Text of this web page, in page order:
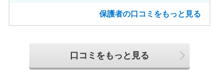
保護者の口コミをもっと見る
口コミをもっと見る